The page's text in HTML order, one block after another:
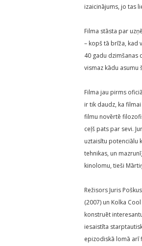
izaicinājums, jo tas
Filma stāsta par
– kopš tā brīža, kad
40 gadu dzimšanas
vismaz kādu asumu
Filma jau pirms
ir tik daudz, ka
filmu novērtē
ceļš pats par sevi.
uztaisītu potenciālu
tehnikas, un
kinolomu, tieši
Režisors Juris
(2007) un Kolka
konstruēt
iesaistīta
epizodiskā lomā arī